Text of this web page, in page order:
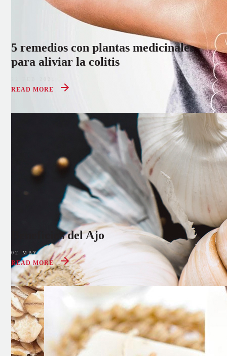
5 remedios con plantas medicinales
para aliviar la colitis
READ MORE
Beneficios del Ajo
02 MAY 2022
READ MORE